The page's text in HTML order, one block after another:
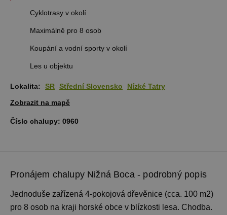
Cyklotrasy v okolí
Maximálně pro 8 osob
Koupání a vodní sporty v okolí
Les u objektu
Lokalita: SR Střední Slovensko
Nízké Tatry
Zobrazit na mapě
Číslo chalupy: 0960
Pronájem chalupy Nižná Boca - podrobný popis
Jednoduše zařízená 4-pokojová dřevěnice (cca. 100 m2)
pro 8 osob na kraji horské obce v blízkosti lesa. Chodba.